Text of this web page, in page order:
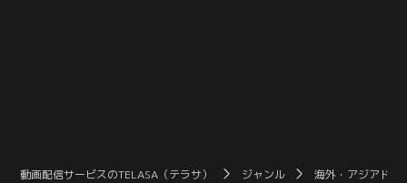
動画配信サービスのTELASA（テラサ） ジャンル 海外・アジアドラ